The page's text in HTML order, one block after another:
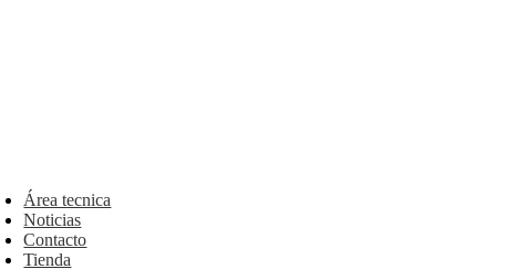
Área tecnica
Noticias
Contacto
Tienda